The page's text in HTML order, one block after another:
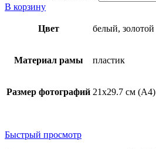
В корзину
Цвет белый, золотой
Материал рамы пластик
Размер фотографий 21х29.7 см (А4)
Быстрый просмотр